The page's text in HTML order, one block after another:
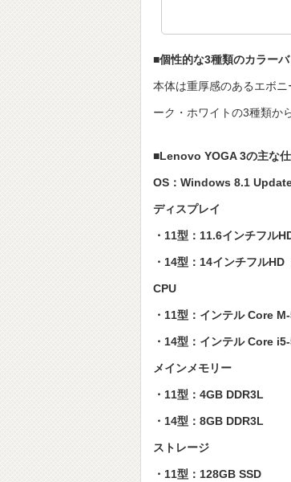
■個性的な3種類のカラー
本体は重厚感のあるエボ
ーク・ホワイトの3種類か
■Lenovo YOGA 3の主な
OS：Windows 8.1
ディスプレイ
・11型：11.6インチフル
・14型：14インチフル
CPU
・11型：インテル Core
・14型：インテル Core
メインメモリー
・11型：4GB DDR3L
・14型：8GB DDR3L
ストレージ
・11型：128GB SSD